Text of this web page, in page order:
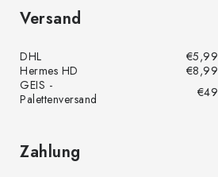
Versand
DHL
€5,99
Hermes HD
€8,99
GEIS -
Palettenversand
€49
Zahlung